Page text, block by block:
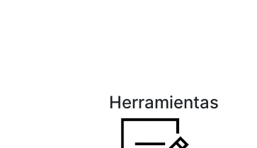
Herramientas